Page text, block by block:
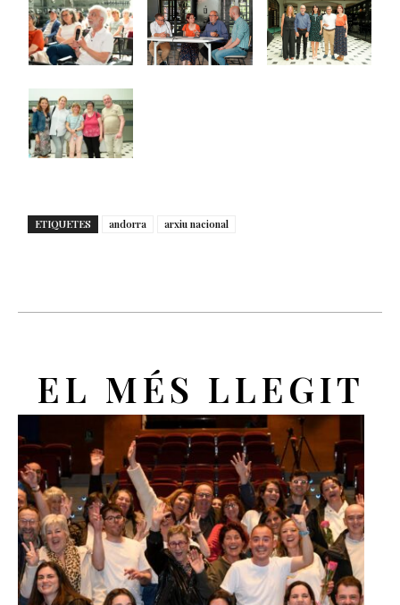
ETIQUETES andorra arxiu nacional
EL MÉS LLEGIT